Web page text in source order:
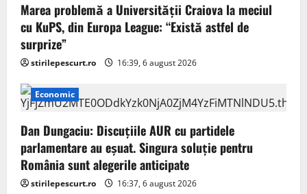
Marea problemă a Universității Craiova la meciul
cu KuPS, din Europa League: “Există astfel de
surprize”
stirilepescurt.ro 16:39, 6 august 2026
Economic
Dan Dungaciu: Discuțiile AUR cu partidele
parlamentare au eșuat. Singura soluție pentru
România sunt alegerile anticipate
stirilepescurt.ro 16:37, 6 august 2026